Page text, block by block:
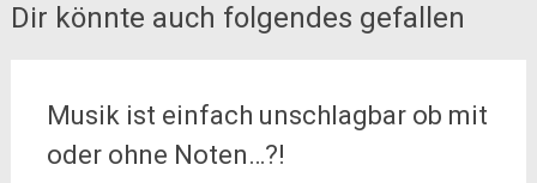
Dir könnte auch folgendes gefallen
Musik ist einfach unschlagbar ob mit
oder ohne Noten…?!